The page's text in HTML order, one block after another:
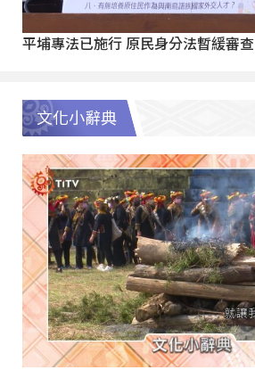
平埔專法已施行 原民身分法暫緩審查
文化小辭典